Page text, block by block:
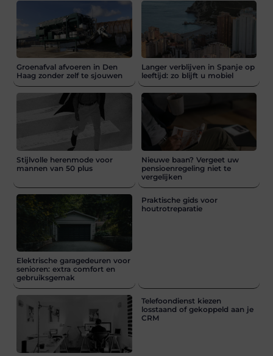
Groenafval afvoeren in Den
Haag zonder zelf te sjouwen
Langer verblijven in Spanje op
leeftijd: zo blijft u mobiel
Stijlvolle herenmode voor
mannen van 50 plus
Nieuwe baan? Vergeet uw
pensioenregeling niet te
vergelijken
Elektrische garagedeuren voor
senioren: extra comfort en
gebruiksgemak
Praktische gids voor
houtrotreparatie
Telefoondienst kiezen
losstaand of gekoppeld aan je
CRM